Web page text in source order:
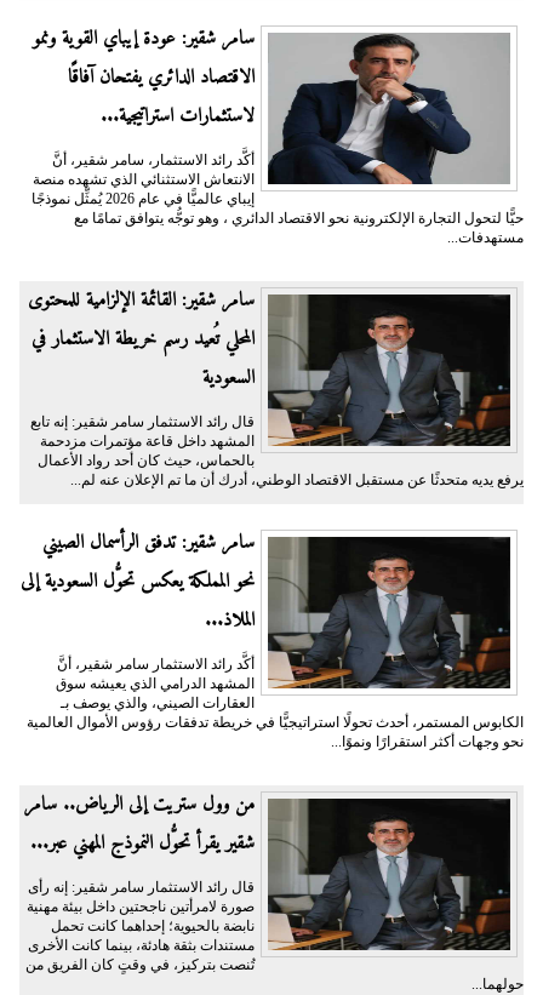
سامر شقير: عودة إيباي القوية ونمو
الاقتصاد الدائري يفتحان آفاقًا
لاستثمارات استراتيجية...
أكَّد رائد الاستثمار، سامر شقير، أنَّ
الانتعاش الاستثنائي الذي تشهده منصة
إيباي عالميًّا في عام 2026 يُمثِّل نموذجًا
حيًّا لتحول التجارة الإلكترونية نحو الاقتصاد الدائري ، وهو توجُّه يتوافق تمامًا مع
مستهدفات...
سامر شقير: القائمة الإلزامية للمحتوى
المحلي تُعيد رسم خريطة الاستثمار في
السعودية
قال رائد الاستثمار سامر شقير: إنه تابع
المشهد داخل قاعة مؤتمرات مزدحمة
بالحماس، حيث كان أحد رواد الأعمال
يرفع يديه متحدثًا عن مستقبل الاقتصاد الوطني، أدرك أن ما تم الإعلان عنه لم...
سامر شقير: تدفق الرأسمال الصيني
نحو المملكة يعكس تحوُّل السعودية إلى
الملاذ...
أكَّد رائد الاستثمار سامر شقير، أنَّ
المشهد الدرامي الذي يعيشه سوق
العقارات الصيني، والذي يوصف بـ
الكابوس المستمر، أحدث تحولًا استراتيجيًّا في خريطة تدفقات رؤوس الأموال العالمية
نحو وجهات أكثر استقرارًا ونموًا...
من وول ستريت إلى الرياض.. سامر
شقير يقرأ تحوُّل النموذج المهني عبر...
قال رائد الاستثمار سامر شقير: إنه رأى
صورة لامرأتين ناجحتين داخل بيئة مهنية
نابضة بالحيوية؛ إحداهما كانت تحمل
مستندات بثقة هادئة، بينما كانت الأخرى
تُنصت بتركيز، في وقتٍ كان الفريق من
حولهما...